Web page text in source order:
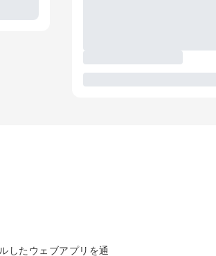
したウェブアプリを通